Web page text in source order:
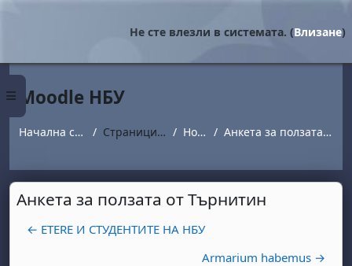
Страничен панел
Не сте влезли в системата. (Влизане)
Moodle НБУ
Начална страница Страници от сайта Новини Анкета за ползата от Търнитин
Анкета за ползата от Търнитин
← ETERE И СТУДЕНТИТЕ НА НБУ
Armarium habemus →